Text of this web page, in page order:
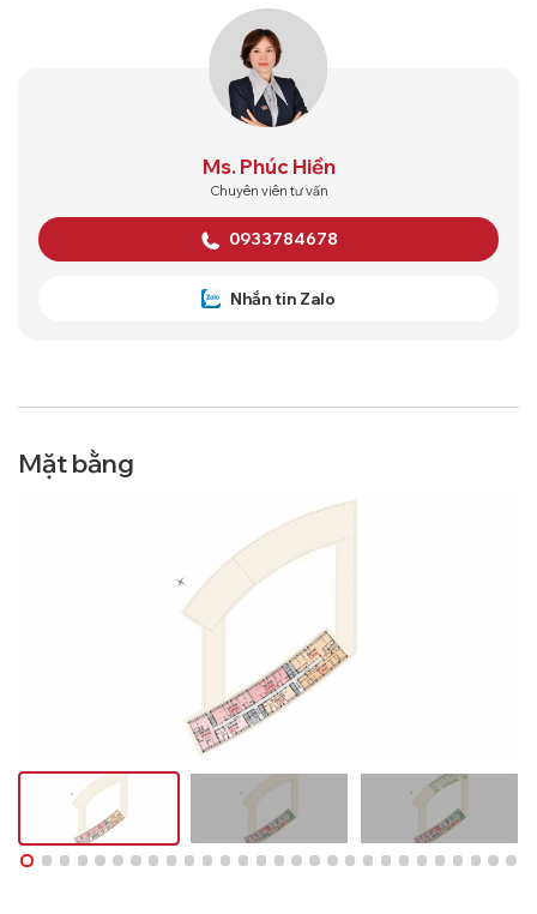
Ms. Phúc Hiền
Chuyên viên tư vấn
0933784678
Nhắn tin Zalo
Mặt bằng